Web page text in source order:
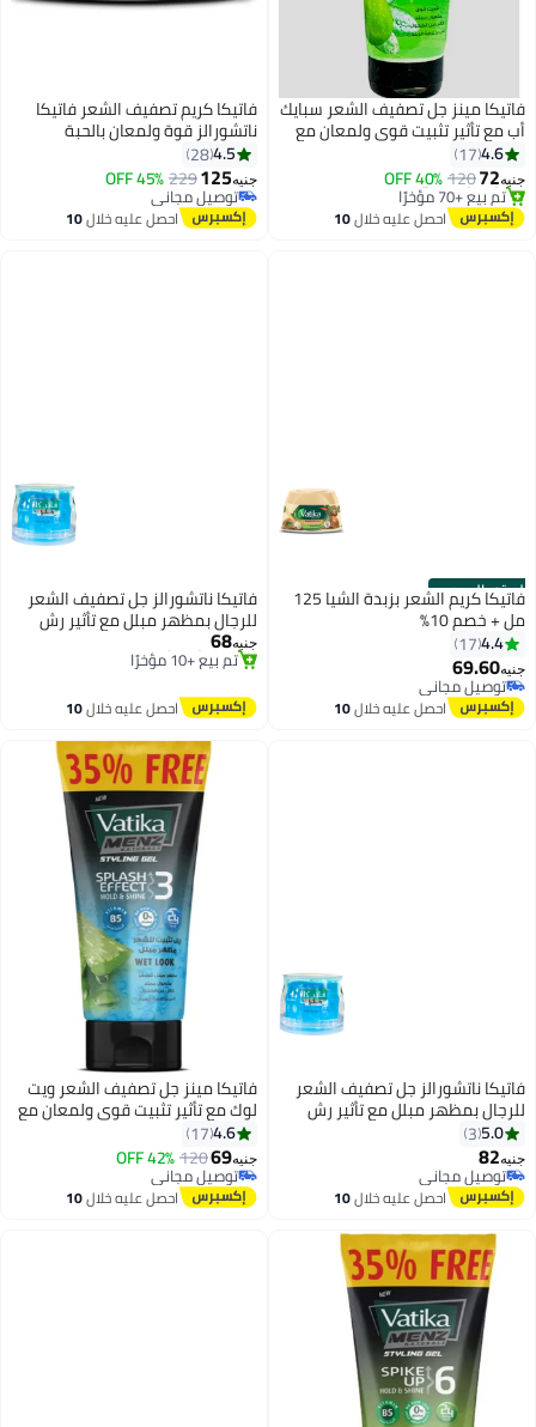
فاتيكا مينز جل تصفيف الشعر سبايك
أب مع تأثير تثبيت قوي ولمعان مع
خلاصة الزيتون - 250 مل
4.6
17
جنيه72
120
40% OFF
#28 في الكريمات والجيل واللوشن
توصيل مجاني
تم بيع +70 مؤخرًا
احصل عليه خلال10
فاتيكا كريم تصفيف الشعر فاتيكا
ناتشورالز قوة ولمعان بالحبة
السوداء، 190 مل
4.5
28
جنيه125
229
45% OFFتوصيل مجاني
تم بيع +20 مؤخرًا
توصيل مجانياحصل عليه خلال10
الستور الرسمي فاتيكا كريم الشعر بزبدة الشيا 125
مل + خصم 10%
4.4
17
جنيه69.60
توصيل مجاني
توصيل مجانياحصل عليه خلال10
فاتيكا ناتشورالز جل تصفيف الشعر
للرجال بمظهر مبلل مع تأثير رش
قوي ولمعان عالي 250 مل
جنيه68
توصيل مجاني
بتخلّص بسرعة
تم بيع +10 مؤخرًا
توصيل مجانياحصل عليه خلال10
فاتيكا ناتشورالز جل تصفيف الشعر
للرجال بمظهر مبلل مع تأثير رش
قوي ولمعان عالي 250 مل
5.0
3
جنيه82
توصيل مجاني
تم بيع +10 مؤخرًا
توصيل مجانياحصل عليه خلال10
فاتيكا مينز جل تصفيف الشعر ويت
لوك مع تأثير تثبيت قوي ولمعان مع
خلاصة الصبار - 250 مل
4.6
17
جنيه69
120
42% OFF
توصيل مجاني
تم بيع +10 مؤخرًا
توصيل مجانياحصل عليه خلال10